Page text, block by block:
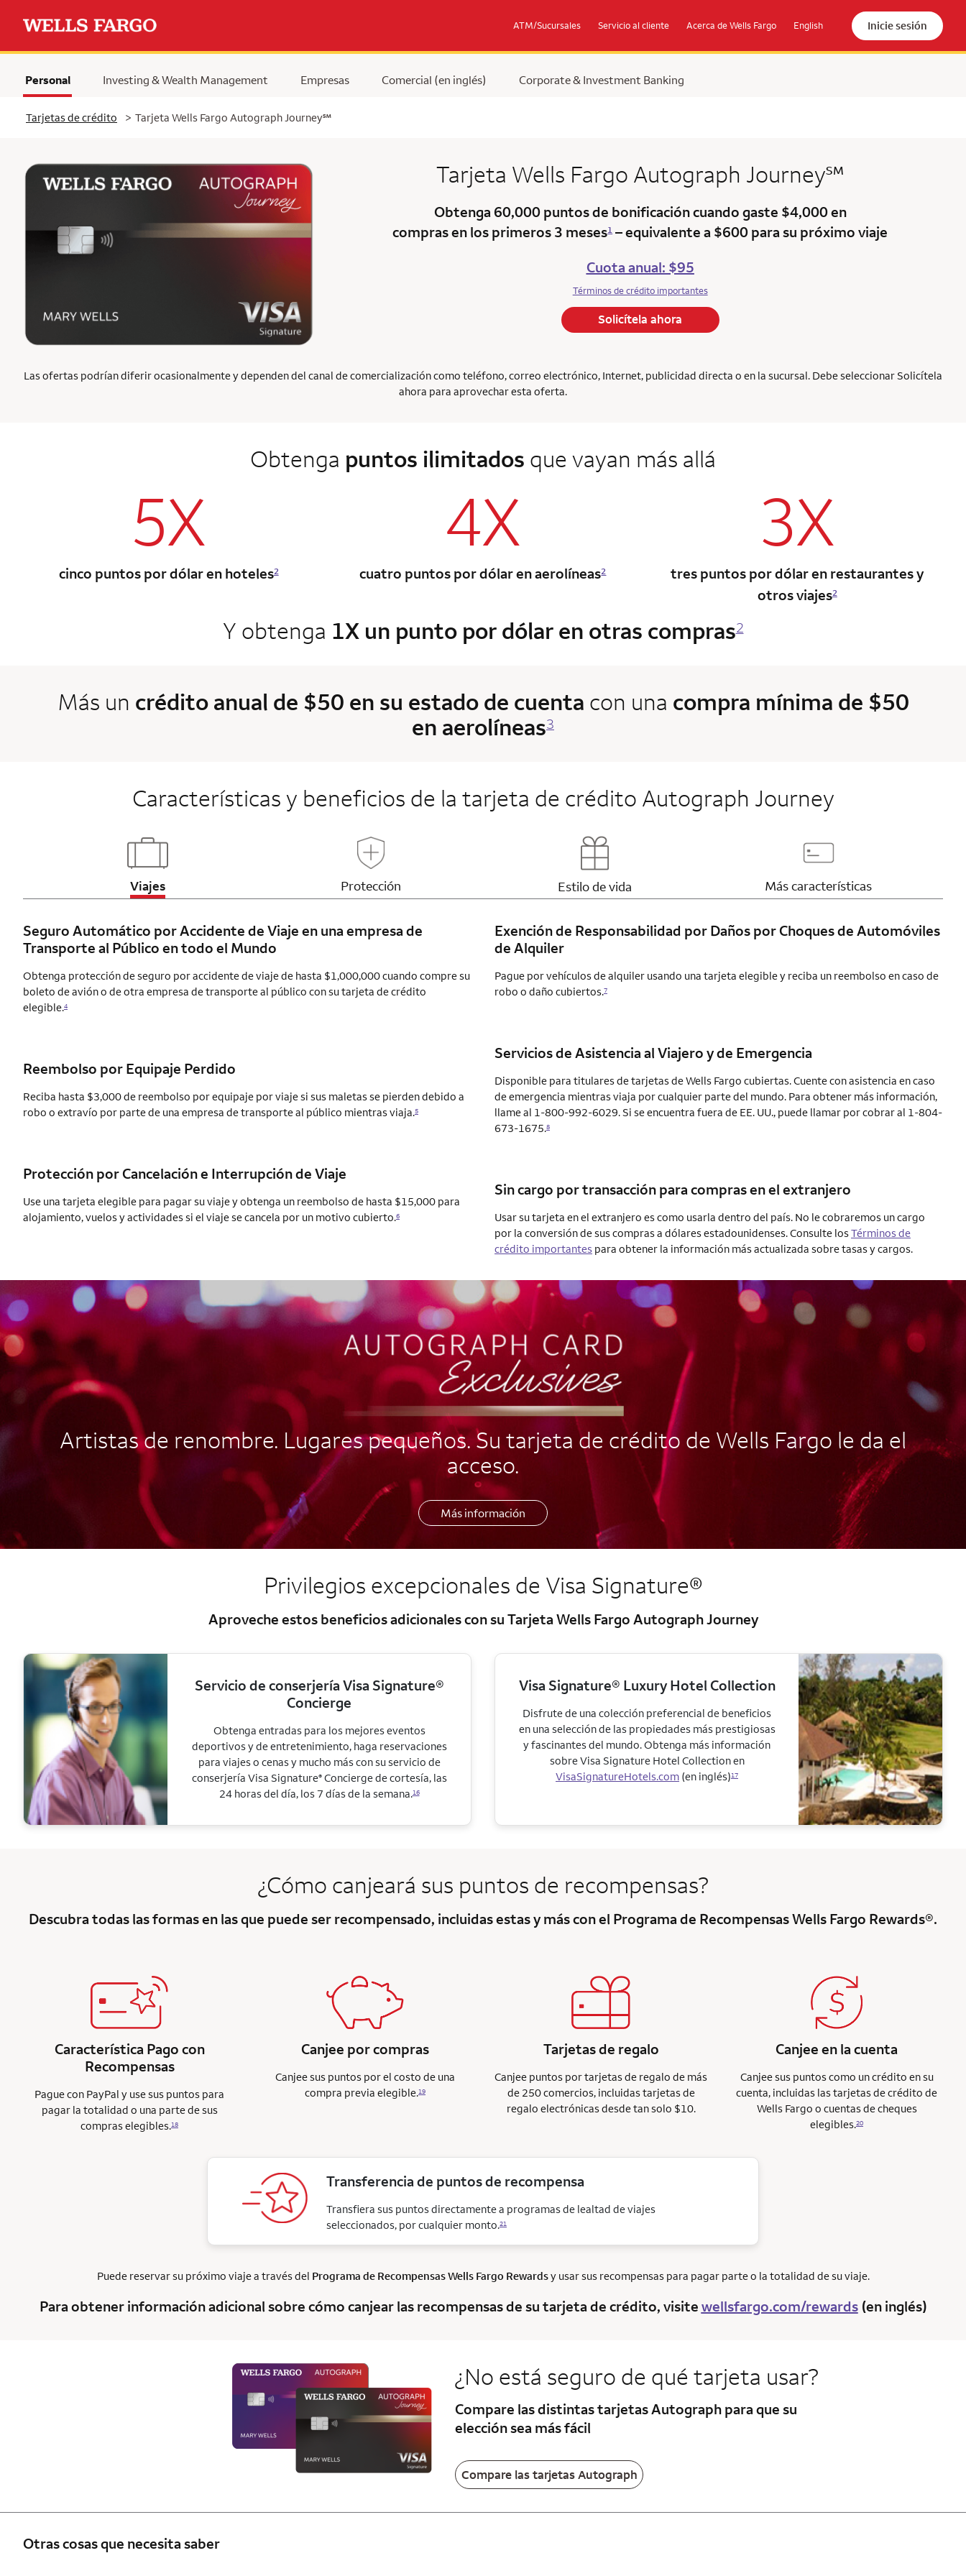
ATM/Sucursales Servicio al cliente Acerca de Wells Fargo English Inicie sesión
Personal Investing & Wealth Management Empresas Comercial (en inglés) Corporate & Investment Banking
Tarjetas de crédito > Tarjeta Wells Fargo Autograph Journeyservice mark
℠
Tarjeta Wells Fargo Autograph Journeyservice mark
℠
Obtenga 60,000 puntos de bonificación cuando gaste $4,000 en
compras en los primeros 3 meses1– equivalente a $600 para su próximo viaje
Cuota anual: $95
Términos de crédito importantes
Solicítela ahora
Las ofertas podrían diferir ocasionalmente y dependen del canal de comercialización como teléfono, correo electrónico, Internet, publicidad directa o en la sucursal. Debe seleccionar Solicítela
ahora para aprovechar esta oferta.
Obtenga puntos ilimitados que vayan más allá
5X
cinco puntos por dólar en hoteles2
4X
cuatro puntos por dólar en aerolíneas2
3X
tres puntos por dólar en restaurantes y
otros viajes2
Y obtenga 1X un punto por dólar en otras compras2
Más un crédito anual de $50 en su estado de cuenta con una compra mínima de $50
en aerolíneas3
Características y beneficios de la tarjeta de crédito Autograph Journey
Viajes
Updates page content
Protección Estilo de vida
Updates page content
Más características
Seguro Automático por Accidente de Viaje en una empresa de
Transporte al Público en todo el Mundo
Obtenga protección de seguro por accidente de viaje de hasta $1,000,000 cuando compre su
boleto de avión o de otra empresa de transporte al público con su tarjeta de crédito
elegible.4
Reembolso por Equipaje Perdido
Reciba hasta $3,000 de reembolso por equipaje por viaje si sus maletas se pierden debido a
robo o extravío por parte de una empresa de transporte al público mientras viaja.5
Protección por Cancelación e Interrupción de Viaje
Use una tarjeta elegible para pagar su viaje y obtenga un reembolso de hasta $15,000 para
alojamiento, vuelos y actividades si el viaje se cancela por un motivo cubierto.6
Exención de Responsabilidad por Daños por Choques de Automóviles
de Alquiler
Pague por vehículos de alquiler usando una tarjeta elegible y reciba un reembolso en caso de
robo o daño cubiertos.7
Servicios de Asistencia al Viajero y de Emergencia
Disponible para titulares de tarjetas de Wells Fargo cubiertas. Cuente con asistencia en caso
de emergencia mientras viaja por cualquier parte del mundo. Para obtener más información,
llame al 1-800-992-6029. Si se encuentra fuera de EE. UU., puede llamar por cobrar al 1-804-
673-1675.8
Sin cargo por transacción para compras en el extranjero
Usar su tarjeta en el extranjero es como usarla dentro del país. No le cobraremos un cargo
por la conversión de sus compras a dólares estadounidenses. Consulte losTérminos de
crédito importantes para obtener la información más actualizada sobre tasas y cargos.
AUTOGRAPH CARD
EXCLUSIVES
Artistas de renombre. Lugares pequeños. Su tarjeta de crédito de Wells Fargo le da el
acceso.
Más información
Privilegios excepcionales de Visa Signature®
Aproveche estos beneficios adicionales con su TarjetaWells Fargo Autograph Journey
Servicio de conserjería Visa Signature®
Concierge
Obtenga entradas para los mejores eventos
deportivos y de entretenimiento, haga reservaciones
para viajes o cenas y mucho más con su servicio de
conserjería Visa Signature®Concierge de cortesía, las
24 horas del día, los 7 días de la semana.16
Visa Signature® Luxury Hotel Collection
Disfrute de una colección preferencial de beneficios
en una selección de las propiedades más prestigiosas
y fascinantes del mundo. Obtenga más información
sobreVisa Signature Hotel Collectionen
VisaSignatureHotels.com (en inglés)17
¿Cómo canjeará sus puntos de recompensas?
Descubra todas las formas en las que puede ser recompensado, incluidas estas y más con el Programa de Recompensas Wells Fargo Rewards®.
Característica Pago con
Recompensas
Pague con PayPal y use sus puntos para
pagar la totalidad o una parte de sus
compras elegibles.18
Canjee por compras
Canjee sus puntos por el costo de una
compra previa elegible.19
Tarjetas de regalo
Canjee puntos por tarjetas de regalo de más
de 250 comercios, incluidas tarjetas de
regalo electrónicas desde tan solo $10.
Canjee en la cuenta
Canjee sus puntos como un crédito en su
cuenta, incluidas las tarjetas de crédito de
Wells Fargo o cuentas de cheques
elegibles.20
Transferencia de puntos de recompensa
Transfiera sus puntos directamente a programas de lealtad de viajes
seleccionados, por cualquier monto.21
Puede reservar su próximo viaje a través del Programa de RecompensasWells Fargo Rewardsy usar sus recompensas para pagar parte o la totalidad de su viaje.
Para obtener información adicional sobre cómo canjear las recompensas de su tarjeta de crédito, visite wellsfargo.com/rewards(en inglés)
¿No está seguro de qué tarjeta usar?
Compare las distintas tarjetasAutograph para que su
elección sea más fácil
Compare las tarjetas Autograph
Otras cosas que necesita saber